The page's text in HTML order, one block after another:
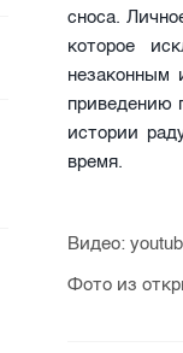
сноса.
которое
приведению
истории
время.
Видео:
Фото из